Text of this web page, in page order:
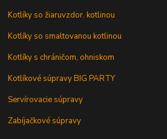
Kotlíky so žiaruvzdor. kotlinou
Kotlíky so smaltovanou kotlinou
Kotlíky s chráničom, ohniskom
Kotlíkové súpravy BIG PARTY
Servírovacie súpravy
Zabíjačkové súpravy